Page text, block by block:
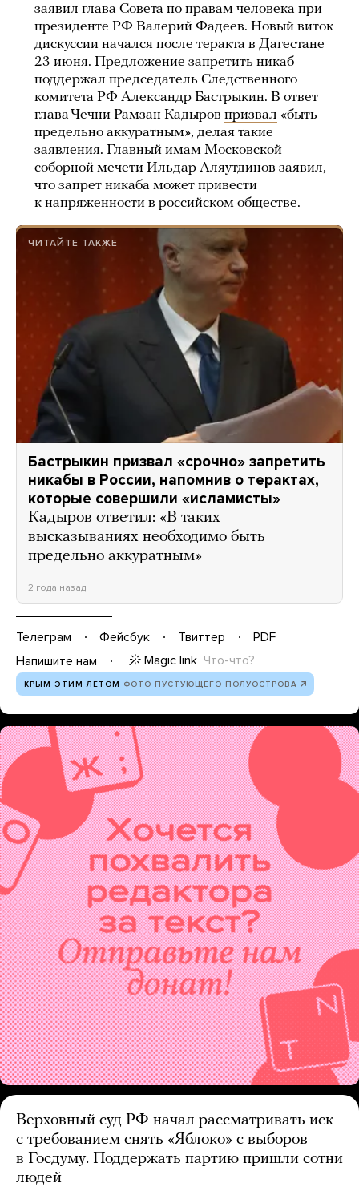
заявил глава Совета по правам человека при
президенте РФ Валерий Фадеев. Новый виток
дискуссии начался после теракта в Дагестане
23 июня. Предложение запретить никаб
поддержал председатель Следственного
комитета РФ Александр Бастрыкин. В ответ
глава Чечни Рамзан Кадыров призвал «быть
предельно аккуратным», делая такие
заявления. Главный имам Московской
соборной мечети Ильдар Аляутдинов заявил,
что запрет никаба может привести
к напряженности в российском обществе.
ЧИТАЙТЕ ТАКЖЕ
Бастрыкин призвал «срочно» запретить
никабы в России, напомнив о терактах,
которые совершили «исламисты»
Кадыров ответил: «В таких
высказываниях необходимо быть
предельно аккуратным»
2 года назад
Телеграм Фейсбук Твиттер
PDF
Напишите нам
Magic link Что-что?
КРЫМ ЭТИМ ЛЕТОМ ФОТО ПУСТУЮЩЕГО ПОЛУОСТРОВА
Верховный суд РФ начал рассматривать иск
с требованием снять «Яблоко» с выборов
в Госдуму. Поддержать партию пришли сотни
людей